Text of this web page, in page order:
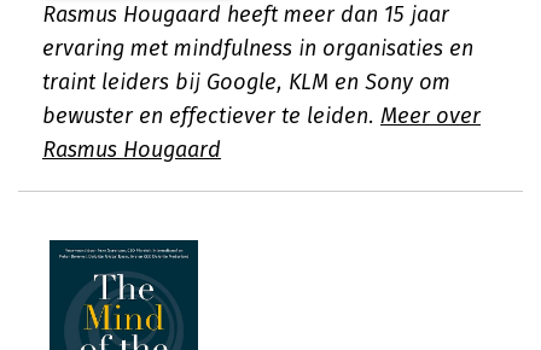
Rasmus Hougaard heeft meer dan 15 jaar
ervaring met mindfulness in organisaties en
traint leiders bij Google, KLM en Sony om
bewuster en effectiever te leiden. Meer over
Rasmus Hougaard